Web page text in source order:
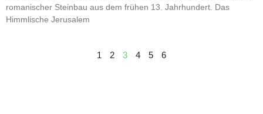
romanischer Steinbau aus dem frühen 13. Jahrhundert. Das
Himmlische Jerusalem
1 2 3 4 5 6